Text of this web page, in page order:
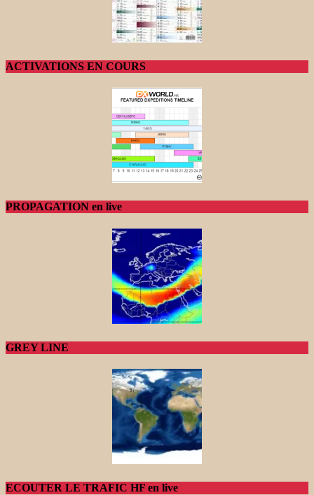
ACTIVATIONS EN COURS
PROPAGATION en live
GREY LINE
ECOUTER LE TRAFIC HF en live